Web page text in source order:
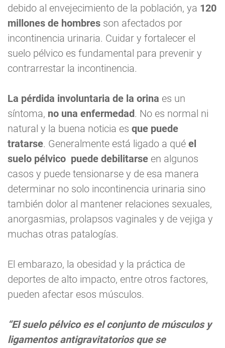
debido al envejecimiento de la población, ya 120
millones de hombres son afectados por
incontinencia urinaria. Cuidar y fortalecer el
suelo pélvico es fundamental para prevenir y
contrarrestar la incontinencia.
La pérdida involuntaria de la orina es un
síntoma, no una enfermedad. No es normal ni
natural y la buena noticia es que puede
tratarse. Generalmente está ligado a qué el
suelo pélvico puede debilitarse en algunos
casos y puede tensionarse y de esa manera
determinar no solo incontinencia urinaria sino
también dolor al mantener relaciones sexuales,
anorgasmias, prolapsos vaginales y de vejiga y
muchas otras patalogías.
El embarazo, la obesidad y la práctica de
deportes de alto impacto, entre otros factores,
pueden afectar esos músculos.
“El suelo pélvico es el conjunto de músculos y
ligamentos antigravitatorios que se